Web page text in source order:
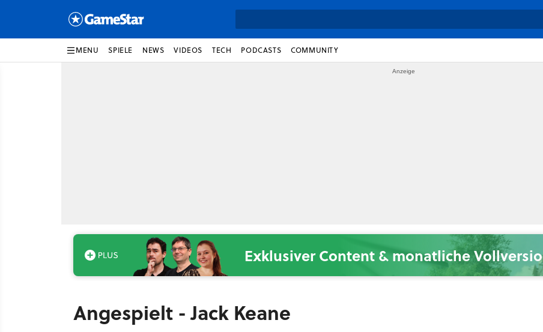
MENU SPIELE NEWS VIDEOS TECH PODCASTS COMMUNITY
Exklusiver Content & monatliche
Angespielt - Jack Keane